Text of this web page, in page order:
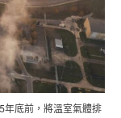
年底前，將溫室氣體排